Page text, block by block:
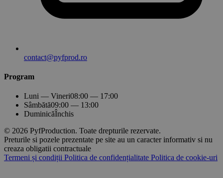
contact@pyfprod.ro
Program
Luni — Vineri08:00 — 17:00
Sâmbătă09:00 — 13:00
DuminicăÎnchis
© 2026 PyfProduction. Toate drepturile rezervate.
Preturile si pozele prezentate pe site au un caracter informativ si nu
creaza obligatii contractuale
Termeni și condiții Politica de confidențialitate Politica de cookie-uri